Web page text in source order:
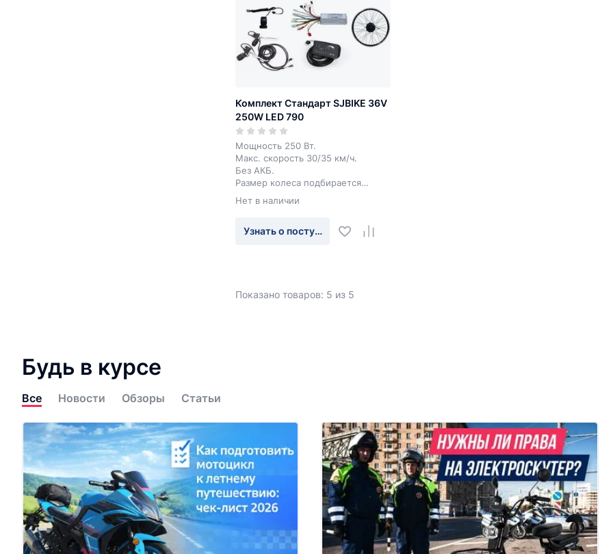
Комплект Стандарт SJBIKE 36V
250W LED 790
Мощность 250 Вт.
Макс. скорость 30/35 км/ч.
Без АКБ.
Размер колеса подбирается
индивидуально.
Нет в наличии
Узнать о поступлении
Показано товаров: 5 из 5
Будь в курсе
Все Новости Обзоры Статьи